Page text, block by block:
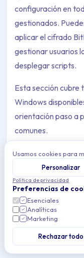
configuración en
gestionados.
aplicar el cifrado
gestionar usuarios
desplegar scripts.
Esta sección cubre
Windows
orientación paso a
comunes.
Archive
This collection
Topics covered:
Configuraciones
Importa plantillas
Applivery para
terceros en
categorías
Usamos cookies para
Personalizar
Política de privacidad
Preferencias de
Esenciales
Analíticas
Marketing
Rechazar todo